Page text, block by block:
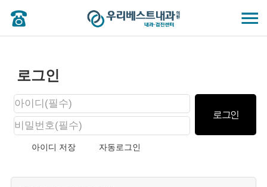
로그인
아이디 저장 자동로그인